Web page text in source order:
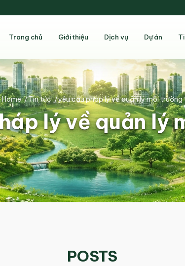
Trang chủ Giới thiệu Dịch vụ Dự án
lý về quản lý
Home /Tin tức /yêu cầu pháp lý về quản lý môi trường
POSTS